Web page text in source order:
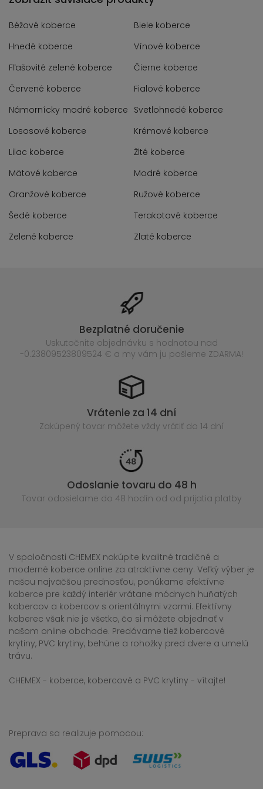
Béžové koberce
Biele koberce
Hnedé koberce
Vínové koberce
Fľašovité zelené koberce
Čierne koberce
Červené koberce
Fialové koberce
Námornícky modré koberce Svetlohnedé koberce
Lososové koberce
Krémové koberce
Lilac koberce
Žlté koberce
Mätové koberce
Modré koberce
Oranžové koberce
Ružové koberce
Šedé koberce
Terakotové koberce
Zelené koberce
Zlaté koberce
Bezplatné doručenie
Uskutočnite objednávku s hodnotou nad
-0.23809523809524 € a my vám ju pošleme ZDARMA!
Vrátenie za 14 dní
Zakúpený tovar môžete vždy vrátiť do 14 dní
Odoslanie tovaru do 48 h
Tovar odosielame do 48 hodín od od prijatia platby
V spoločnosti CHEMEX nakúpite kvalitné tradičné a
moderné koberce online za atraktívne ceny. Veľký výber je
našou najväčšou prednosťou, ponúkame efektívne
koberce pre každý interiér vrátane módnych huňatých
kobercov a kobercov s orientálnymi vzormi. Efektívny
koberec však nie je všetko, čo si môžete objednať v
našom online obchode. Predávame tiež kobercové
krytiny, PVC krytiny, behúne a rohožky pred dvere a umelú
trávu.
CHEMEX - koberce, kobercové a PVC krytiny - vítajte!
Preprava sa realizuje pomocou: